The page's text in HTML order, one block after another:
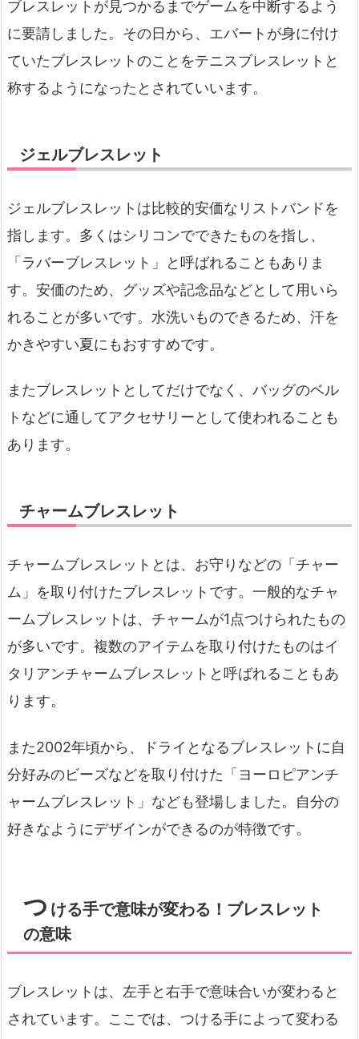
ブレスレットが見つかるまでゲームを中断するよう
に要請しました。その日から、エバートが身に付け
ていたブレスレットのことをテニスブレスレットと
称するようになったとされていいます。
ジェルブレスレット
ジェルブレスレットは比較的安価なリストバンドを
指します。多くはシリコンでできたものを指し、
「ラバーブレスレット」と呼ばれることもありま
す。安価のため、グッズや記念品などとして用いら
れることが多いです。水洗いものできるため、汗を
かきやすい夏にもおすすめです。
またブレスレットとしてだけでなく、バッグのベル
トなどに通してアクセサリーとして使われることも
あります。
チャームブレスレット
チャームブレスレットとは、お守りなどの「チャー
ム」を取り付けたブレスレットです。一般的なチャ
ームブレスレットは、チャームが1点つけられたもの
が多いです。複数のアイテムを取り付けたものはイ
タリアンチャームブレスレットと呼ばれることもあ
ります。
また2002年頃から、ドライとなるブレスレットに自
分好みのビーズなどを取り付けた「ヨーロピアンチ
ャームブレスレット」なども登場しました。自分の
好きなようにデザインができるのが特徴です。
つ ける手で意味が変わる！ブレスレット
の意味
ブレスレットは、左手と右手で意味合いが変わると
されています。ここでは、つける手によって変わる